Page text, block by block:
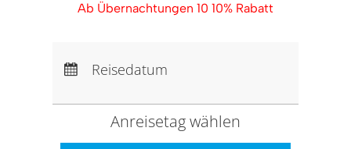
Ab Übernachtungen 10 10% Rabatt
Abreise:keine Auswahl
Reisedatum
Anreisetag wählen